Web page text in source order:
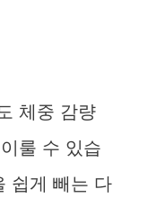
체중 감량
룰 수 있습
쉽게 빼는 다